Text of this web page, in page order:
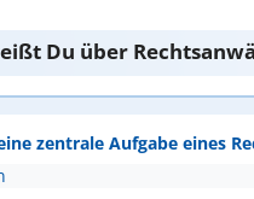
Du über
zentrale Aufgabe eines